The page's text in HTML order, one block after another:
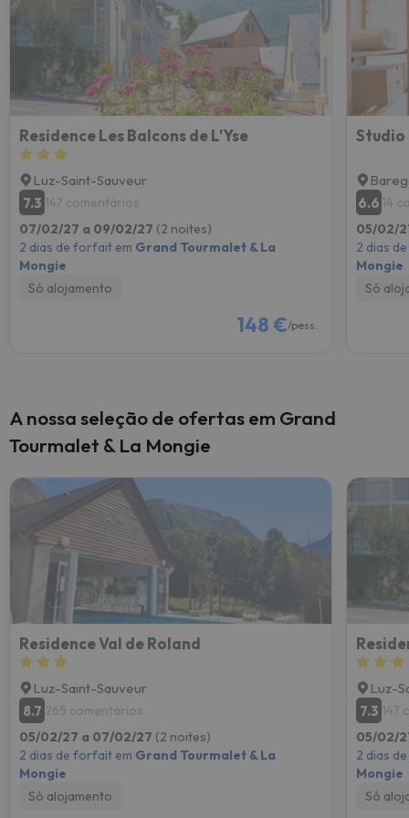
Residence Les Balcons de L'Yse
Luz-Saint-Sauveur
7.3 147 comentários
07/02/27 a 09/02/27 (2 noites)
2 dias de forfait em Grand Tourmalet & La
Mongie
Só alojamento
148 €/pess.
Studio
6.6 14
05/02/
2 dias
Mongie
Só
A nossa seleção de ofertas em Grand
Tourmalet & La Mongie
Residence Val de Roland
Luz-Saint-Sauveur
8.7 265 comentários
05/02/27 a 07/02/27 (2 noites)
2 dias de forfait em Grand Tourmalet & La
Mongie
Só alojamento
Luz-
7.3 147
05/02/
2 dias
Mongie
Só